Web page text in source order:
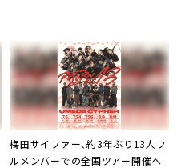
梅田サイファー、約3年ぶり13人フ
ルメンバーでの全国ツアー開催へ